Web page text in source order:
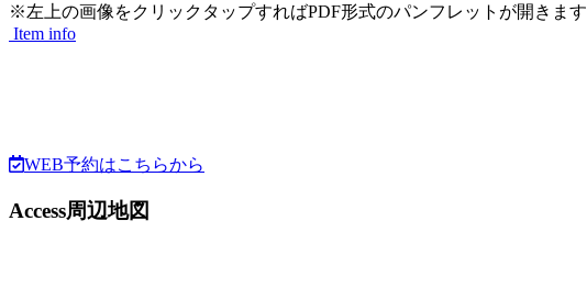
※左 上の画像をクリック タップすればPDF形式のパンフレットが開きます
Item info
WEB予約はこちらから
Access周辺地図